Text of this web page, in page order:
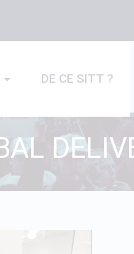
DE CE SITT ?